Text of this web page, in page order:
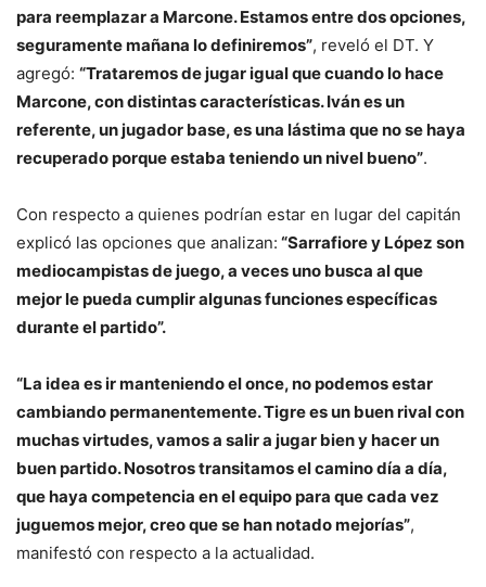
para reemplazar a Marcone. Estamos entre dos opciones,
seguramente mañana lo definiremos”, reveló el DT. Y
agregó: “Trataremos de jugar igual que cuando lo hace
Marcone, con distintas características. Iván es un
referente, un jugador base, es una lástima que no se haya
recuperado porque estaba teniendo un nivel bueno”.
Con respecto a quienes podrían estar en lugar del capitán
explicó las opciones que analizan: “Sarrafiore y López son
mediocampistas de juego, a veces uno busca al que
mejor le pueda cumplir algunas funciones específicas
durante el partido”.
“La idea es ir manteniendo el once, no podemos estar
cambiando permanentemente. Tigre es un buen rival con
muchas virtudes, vamos a salir a jugar bien y hacer un
buen partido. Nosotros transitamos el camino día a día,
que haya competencia en el equipo para que cada vez
juguemos mejor, creo que se han notado mejorías”,
manifestó con respecto a la actualidad.